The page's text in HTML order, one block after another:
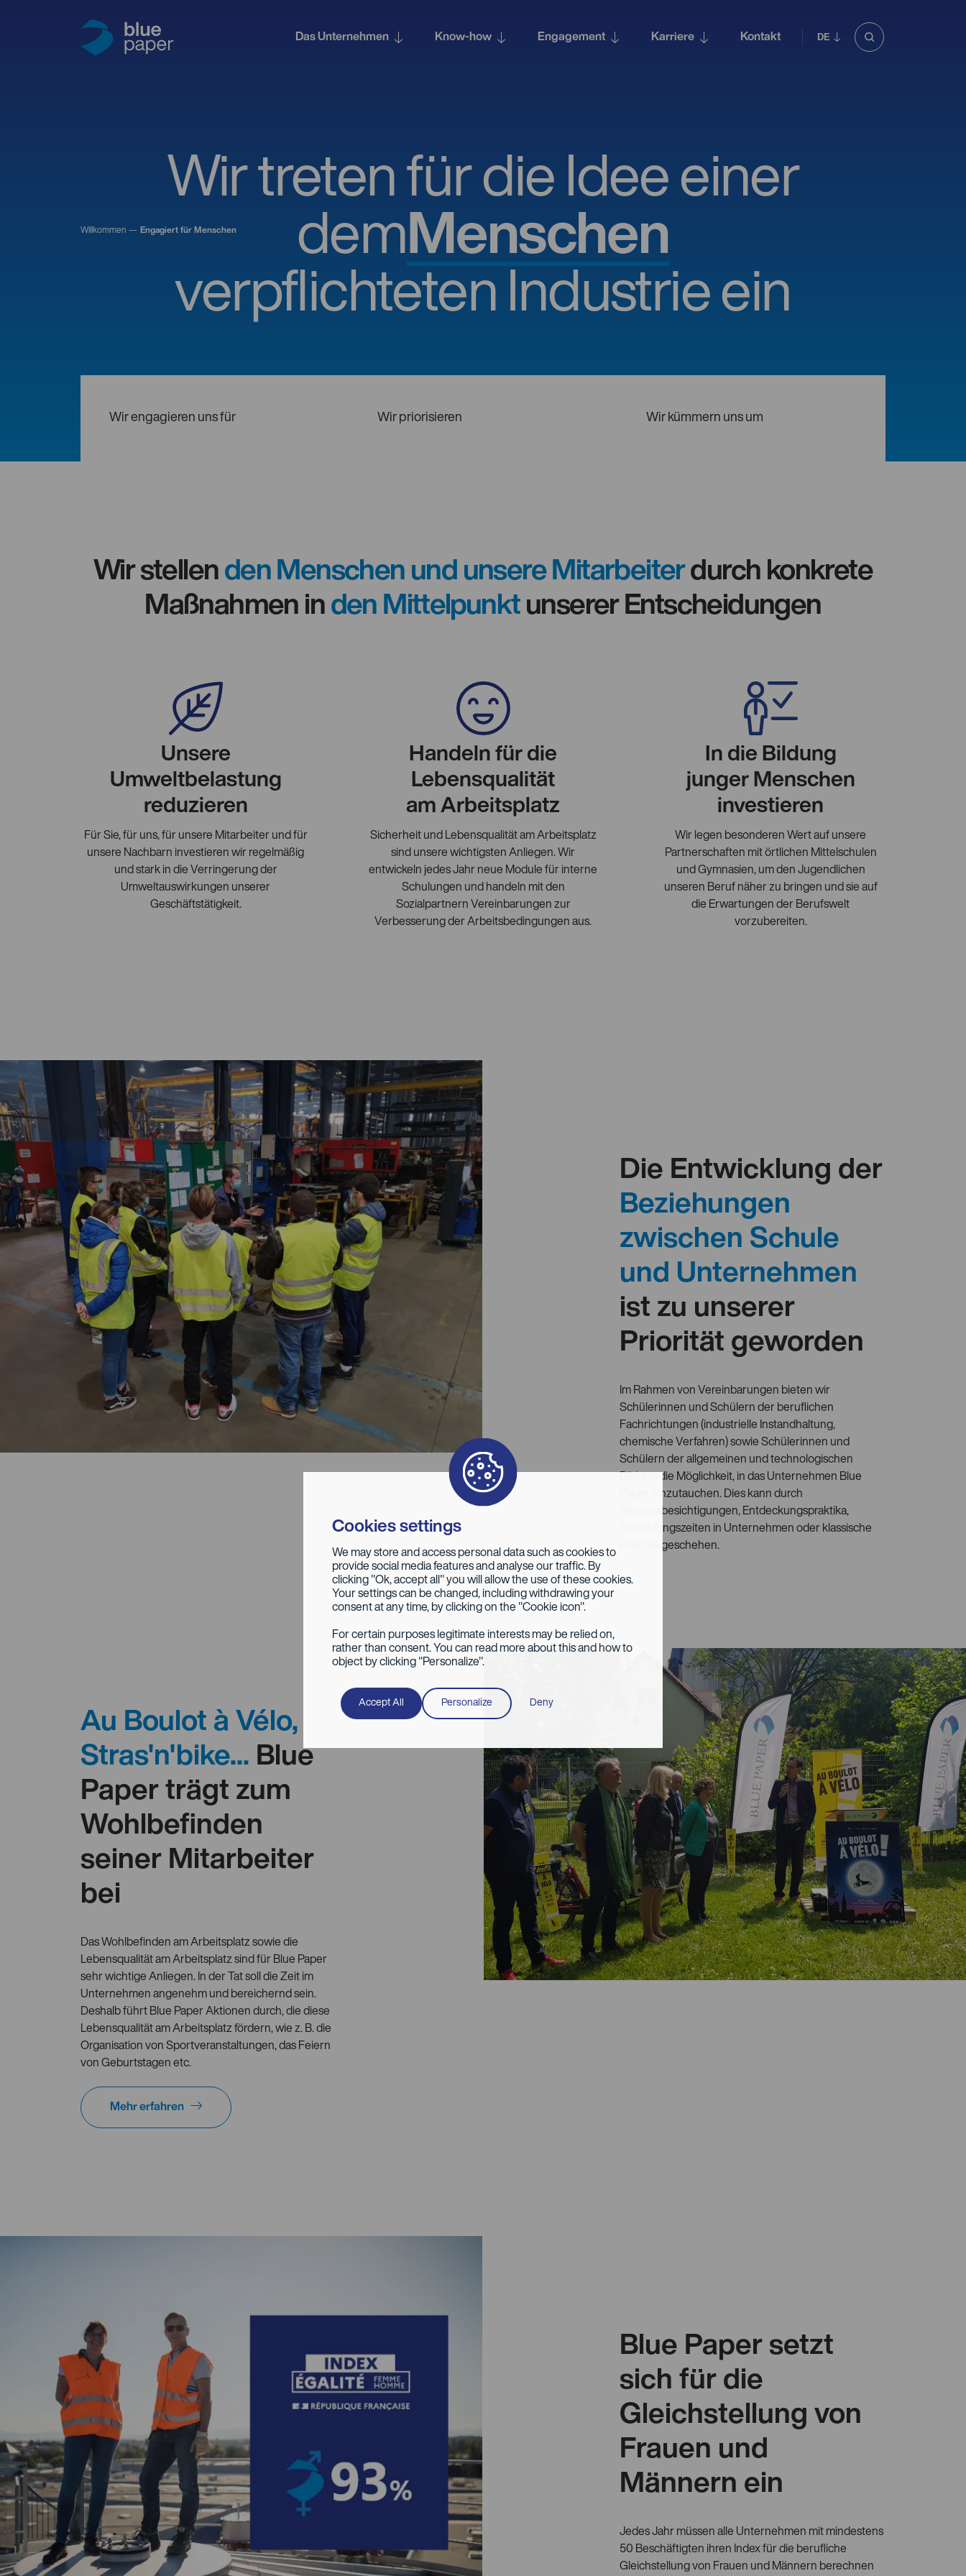
Das Unternehmen Know-how Engagement Karriere Kontakt
Willkommen Engagiert für Menschen
Wir treten für die Idee einer
demMenschen
verpflichteten Industrie ein
Wir engagieren uns für Wir priorisieren Wir kümmern uns um
Wir stellen den Menschen und unsere Mitarbeiterdurch konkrete
Maßnahmen in den Mittelpunktunserer Entscheidungen
Unsere
Umweltbelastung
reduzieren
Für Sie, für uns, für unsere Mitarbeiter und für
unsere Nachbarn investieren wir regelmäßig
und stark in die Verringerung der
Umweltauswirkungen unserer
Geschäftstätigkeit.
Handeln für die
Lebensqualität
am Arbeitsplatz
Sicherheit und Lebensqualität am Arbeitsplatz
sind unsere wichtigsten Anliegen. Wir
entwickeln jedes Jahr neue Module für interne
Schulungen und handeln mit den
Sozialpartnern Vereinbarungen zur
Verbesserung der Arbeitsbedingungen aus.
In die Bildung
junger Menschen
investieren
Wir legen besonderen Wert auf unsere
Partnerschaften mit örtlichen Mittelschulen
und Gymnasien, um den Jugendlichen
unseren Beruf näher zu bringen und sie auf
die Erwartungen der Berufswelt
vorzubereiten.
Die Entwicklung der
Beziehungen
zwischen Schule
und Unternehmen
ist zu unserer
Priorität geworden
Im Rahmen von Vereinbarungen bieten wir
Schülerinnen und Schülern der beruflichen
Fachrichtungen (industrielle Instandhaltung,
chemische Verfahren) sowie Schülerinnen und
Schülern der allgemeinen und technologischen
Bildung die Möglichkeit, in das Unternehmen Blue
Paper einzutauchen. Dies kann durch
Betriebsbesichtigungen, Entdeckungspraktika,
Ausbildungszeiten in Unternehmen oder klassische
Praktika geschehen.
Au Boulot à Vélo,
Stras'n'bike... Blue
Paper trägt zum
Wohlbefinden
seiner Mitarbeiter
bei
Das Wohlbefinden am Arbeitsplatz sowie die
Lebensqualität am Arbeitsplatz sind für Blue Paper
sehr wichtige Anliegen. In der Tat soll die Zeit im
Unternehmen angenehm und bereichernd sein.
Deshalb führt Blue Paper Aktionen durch, die diese
Lebensqualität am Arbeitsplatz fördern, wie z. B. die
Organisation von Sportveranstaltungen, das Feiern
von Geburtstagen etc.
Mehr erfahren
Blue Paper setzt
sich für die
Gleichstellung von
Frauen und
Männern ein
Jedes Jahr müssen alle Unternehmen mit mindestens
50 Beschäftigten ihren Index für die berufliche
Gleichstellung von Frauen und Männern berechnen
Cookies settings
We may store and access personal data such as cookies to
provide social media features and analyse our traffic. By
clicking "Ok, accept all" you will allow the use of these cookies.
Your settings can be changed, including withdrawing your
consent at any time, by clicking on the "Cookie icon".
For certain purposes legitimate interests may be relied on,
rather than consent. You can read more about this and how to
object by clicking "Personalize".
Deny
Personalize
Accept All